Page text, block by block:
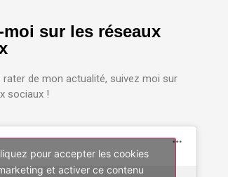
moi sur les réseaux
rater de mon actualité, suivez moi sur
sociaux !
pour accepter les cookies
et activer ce contenu